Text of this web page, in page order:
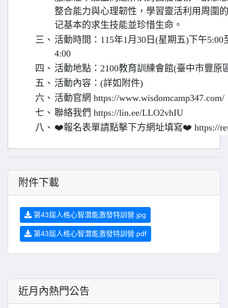
整合能力與心理韌性，學習靈活利用周圍
记基本的求生技能並珍惜生命。
三、 活動時間：115年1月30日(星期五)下午
4:00
四、 活動地點：2100教育訓練會館(臺中市豐原
五、 活動內容：(詳如附件)
六、 活動官網 https://www.wisdomcamp347.com/
七、 聯絡我們 https://lin.ee/LLO2vhIU
八、 ❤️報名表單請點擊下方網址填寫❤️ https://
附件下載
第43屆人格心智潛能激發特訓營.jpg
第43屆人格心智潛能激發特訓營.pdf
近月內熱門公告